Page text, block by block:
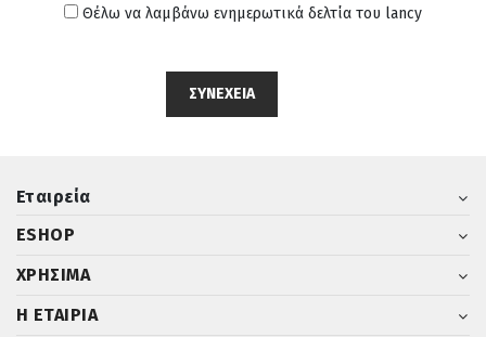
Θέλω να λαμβάνω ενημερωτικά δελτία του lancy
Εταιρεία
ESHOP
ΧΡΗΣΙΜΑ
Η ΕΤΑΙΡΙΑ